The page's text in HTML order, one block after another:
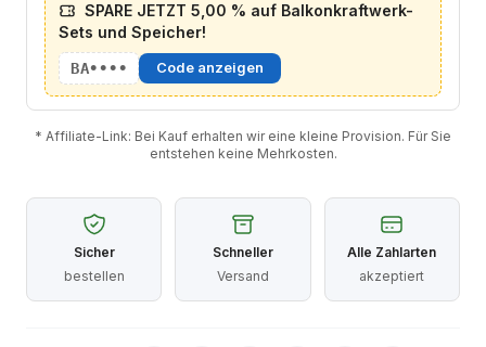
SPARE JETZT 5,00 % auf Balkonkraftwerk-
Sets und Speicher!
BA•••• Code anzeigen
* Affiliate-Link: Bei Kauf erhalten wir eine kleine Provision. Für Sie
entstehen keine Mehrkosten.
Sicher
bestellen
Schneller
Versand
Alle Zahlarten
akzeptiert